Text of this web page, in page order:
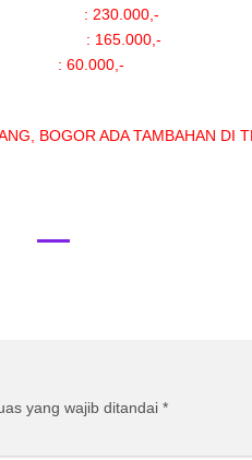
: 60.000,-
ADA TAMBAHAN DI
yang wajib ditandai *